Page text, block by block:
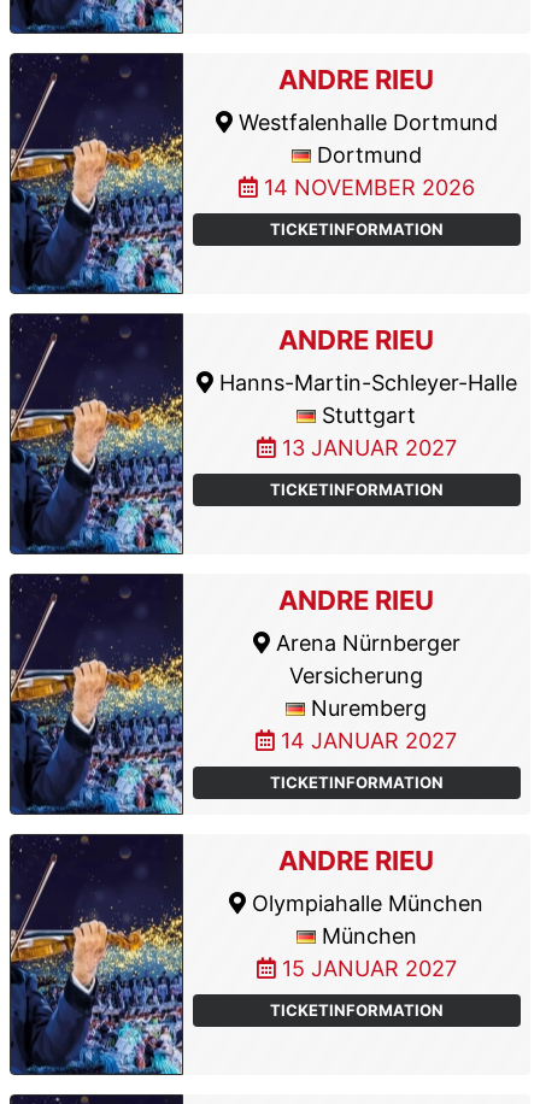
ANDRE RIEU
Westfalenhalle Dortmund
Dortmund
14 NOVEMBER 2026
TICKETINFORMATION
ANDRE RIEU
Hanns-Martin-Schleyer-Halle
Stuttgart
13 JANUAR 2027
TICKETINFORMATION
ANDRE RIEU
Arena Nürnberger
Versicherung
Nuremberg
14 JANUAR 2027
TICKETINFORMATION
ANDRE RIEU
Olympiahalle München
München
15 JANUAR 2027
TICKETINFORMATION